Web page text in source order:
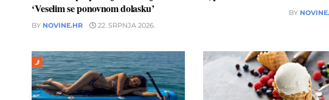
‘Veselim se ponovnom dolasku’
BY NOVINE.HR 22. SRPNJA 2026.
BY